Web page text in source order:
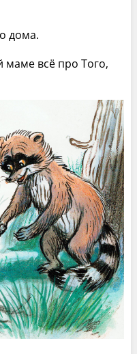
дома.
маме всё про Того,